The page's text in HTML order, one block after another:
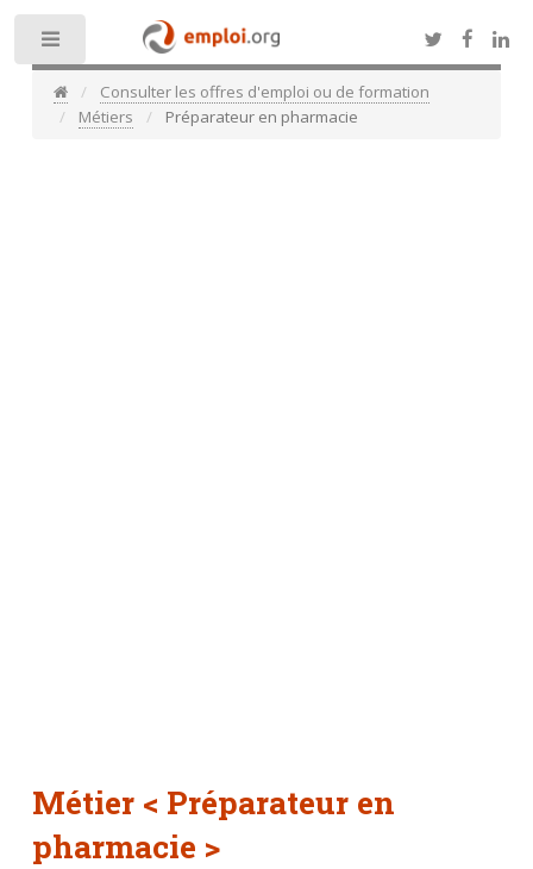
Consulter les offres d'emploi ou de formation
Métiers
Préparateur en pharmacie
Métier < Préparateur en
pharmacie >
Toggle